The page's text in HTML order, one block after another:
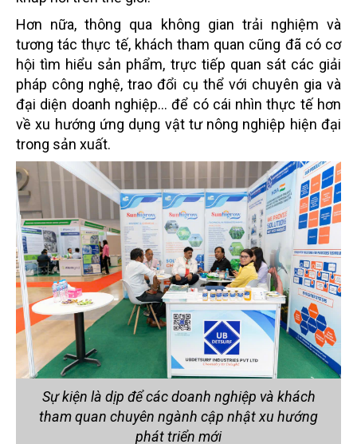
Hơn nữa, thông qua không gian trải nghiệm và
tương tác thực tế, khách tham quan cũng đã có cơ
hội tìm hiểu sản phẩm, trực tiếp quan sát các giải
pháp công nghệ, trao đổi cụ thể với chuyên gia và
đại diện doanh nghiệp… để có cái nhìn thực tế hơn
về xu hướng ứng dụng vật tư nông nghiệp hiện đại
trong sản xuất.
Sự kiện là dịp để các doanh nghiệp và khách
tham quan chuyên ngành cập nhật xu hướng
phát triển mới